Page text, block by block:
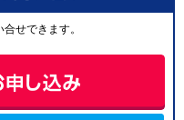
向上のため
の個人情報は、メールマガジン
て第三者に提供することはあり
せできます。